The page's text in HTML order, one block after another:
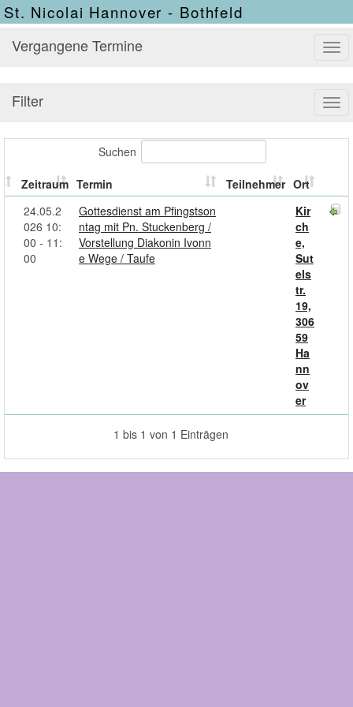
St. Nicolai Hannover - Bothfeld
Vergangene Termine
Filter
Suchen
Zeitraum Termin Teilnehmer Ort
24.05.2
026 10:
00 - 11:
00
Gottesdienst am Pfingstson
ntag mit Pn. Stuckenberg /
Vorstellung Diakonin Ivonn
e Wege / Taufe
Kir
ch
e,
Sut
els
tr.
19,
306
59
Ha
nn
ov
er
1 bis 1 von 1 Einträgen